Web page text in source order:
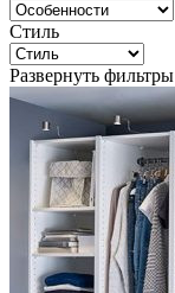
Стиль
Развернуть фильтры